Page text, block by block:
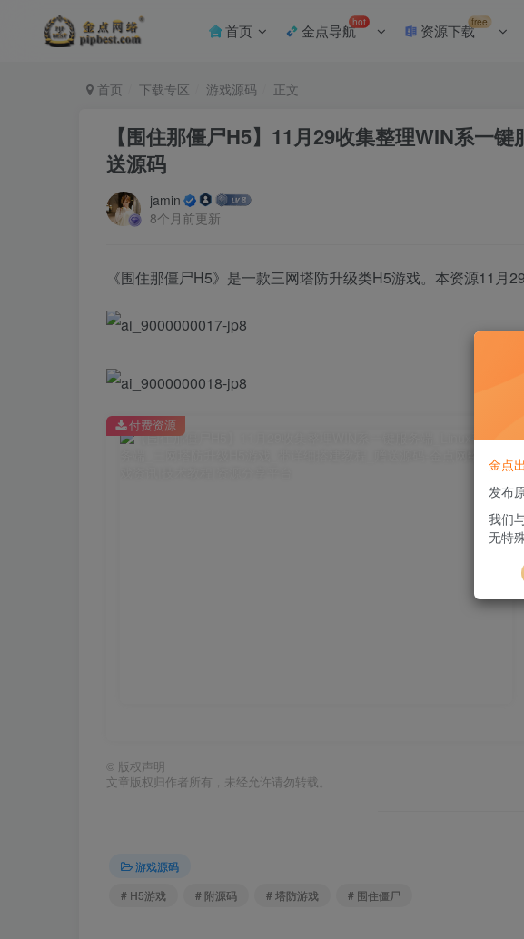
首页 金点导航hot 资源下载free
首页 下载专区 游戏源码 正文
【围住那僵尸H5】11月29收集整理WIN系一
送源码
jamin
8个月前更新
《围住那僵尸H5》是一款三网塔防升级类H5游戏。本资源11月
付费资源
© 版权声明
文章版权归作者所有，未经允许请勿转载。
游戏源码
# H5游戏
# 附源码 # 塔防游戏 # 围住僵尸
金点
发布
我们
无特